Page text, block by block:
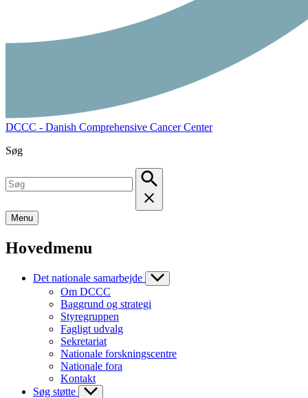
DCCC - Danish Comprehensive Cancer Center
Søg
Menu
Hovedmenu
Det nationale samarbejde
Om DCCC
Baggrund og strategi
Styregruppen
Fagligt udvalg
Sekretariat
Nationale forskningscentre
Nationale fora
Kontakt
Søg støtte